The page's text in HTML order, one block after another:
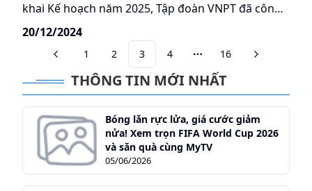
khai Kế hoạch năm 2025, Tập đoàn VNPT đã công
bố chính thức cung cấp dịch vụ VinaPhone 5G siêu
tốc độ, siêu trải nghiệm. Hoạt động trên băng tần
ưu việt 3.700 – 3.800 MHz với lợi thế băng thông
lớn, độ trễ cực thấp, VinaPhone 5G mang đến tốc
độ internet nhanh nhất Việt nam, tốc độ thương
mại thực tế có thể lên đến 1,5 Gbps, gấp 10-20 lần
4G.
20/12/2024
1 2 3 4 More pages
16
THÔNG TIN MỚI NHẤT
Bóng lăn rực lửa, giá cước giảm
nửa! Xem trọn FIFA World Cup 2026
và săn quà cùng MyTV
05/06/2026